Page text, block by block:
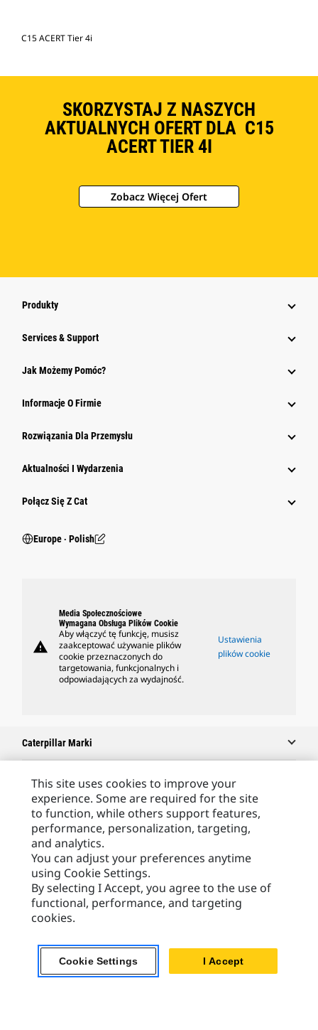
C15 ACERT Tier 4i
SKORZYSTAJ Z NASZYCH
AKTUALNYCH OFERT DLA C15
ACERT TIER 4I
Zobacz Więcej Ofert
Produkty
Services & Support
Jak Możemy Pomóc?
Informacje O Firmie
Rozwiązania Dla Przemysłu
Aktualności I Wydarzenia
Połącz Się Z Cat
Europe ‧ Polish
warning
Media Społecznościowe
Wymagana Obsługa Plików Cookie
Aby włączyć tę funkcję, musisz
zaakceptować używanie plików
cookie przeznaczonych do
targetowania, funkcjonalnych i
odpowiadających za wydajność.
Ustawienia
plików cookie
Caterpillar Marki
Caterpillar.com
Caterpillar Kontakt
Caterpillar Kontakt
Moje Preferencje Marketingowe
Site Map
Cookie Settings
This site uses cookies to improve your
experience. Some are required for the site
to function, while others support features,
performance, personalization, targeting,
and analytics.
You can adjust your preferences anytime
using Cookie Settings.
By selecting I Accept, you agree to the use of
functional, performance, and targeting
cookies.
Cookie Settings I Accept